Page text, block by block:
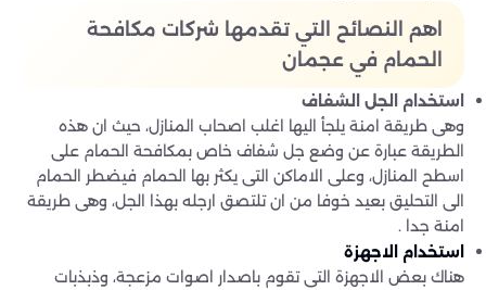
اهم النصائح التي تقدمها شركات مكافحة
الحمام في عجمان
استخدام الجل الشفاف
وهى طريقة امنة يلجأ اليها اغلب اصحاب المنازل، حيث ان هذه
الطريقة عبارة عن وضع جل شفاف خاص بمكافحة الحمام على
اسطح المنازل، وعلى الاماكن التى يكثر بها الحمام فيضطر الحمام
الى التحليق بعيد خوفا من ان تلتصق ارجله بهذا الجل، وهى طريقة
امنة جدا .
استخدام الاجهزة
هناك بعض الاجهزة التى تقوم باصدار اصوات مزعجة، وذبذبات